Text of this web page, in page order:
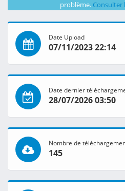
problème. Consulter
Date Upload
07/11/2023 22:14
Date dernier
28/07/2026 03:50
Nombre de
145